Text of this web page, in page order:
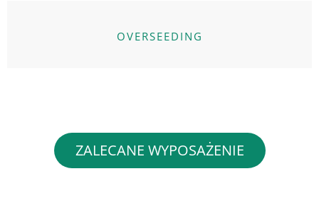
OVERSEEDING
ZALECANE WYPOSAŻENIE